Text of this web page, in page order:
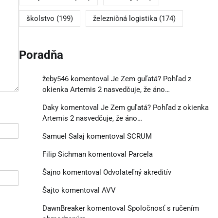
školstvo (199) železničná logistika(174)
Poradňa
žeby546komentoval Je Zem guľatá? Pohľad z
okienka Artemis 2 nasvedčuje, že áno…
Dakykomentoval Je Zem guľatá? Pohľad z okienka
Artemis 2 nasvedčuje, že áno…
Samuel Salaj komentoval SCRUM
Filip Sichmankomentoval Parcela
Šajno komentoval Odvolateľný akreditív
Šajto komentoval AVV
DawnBreakerkomentoval Spoločnosť s ručením